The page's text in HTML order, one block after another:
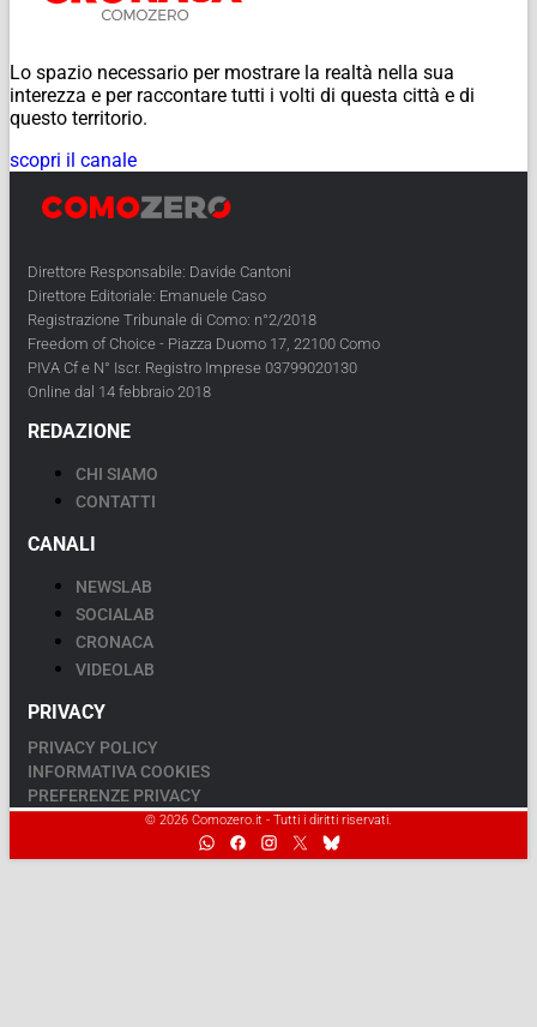
Lo spazio necessario per mostrare la realtà nella sua
interezza e per raccontare tutti i volti di questa città e di
questo territorio.
scopri il canale
Direttore Responsabile: Davide Cantoni
Direttore Editoriale: Emanuele Caso
Registrazione Tribunale di Como: n°2/2018
Freedom of Choice - Piazza Duomo 17, 22100 Como
PIVA Cf e N° Iscr. Registro Imprese 03799020130
Online dal 14 febbraio 2018
REDAZIONE
CHI SIAMO
CONTATTI
CANALI
NEWSLAB
SOCIALAB
CRONACA
VIDEOLAB
PRIVACY
PRIVACY POLICY
INFORMATIVA COOKIES
PREFERENZE PRIVACY
© 2026 Comozero.it - Tutti i diritti riservati.